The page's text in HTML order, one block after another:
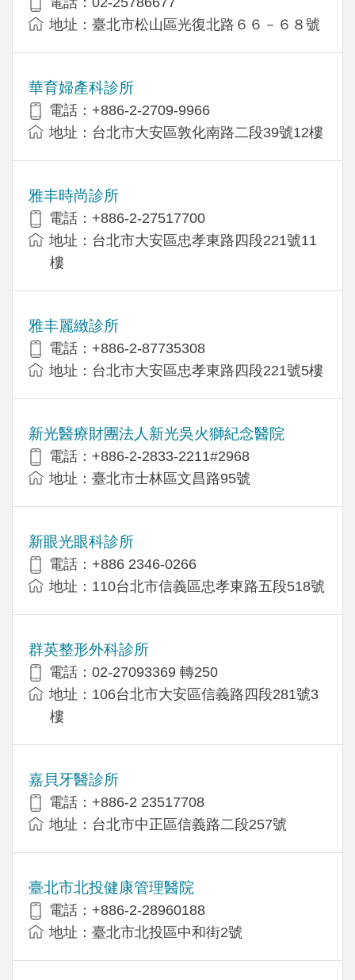
地址：臺北市松山區光復北路６６－６８號
華育婦產科診所
電話：+886-2-2709-9966
地址：台北市大安區敦化南路二段39號12樓
雅丰時尚診所
電話：+886-2-27517700
地址：台北市大安區忠孝東路四段221號11
樓
雅丰麗緻診所
電話：+886-2-87735308
地址：台北市大安區忠孝東路四段221號5樓
新光醫療財團法人新光吳火獅紀念醫院
電話：+886-2-2833-2211#2968
地址：臺北市士林區文昌路95號
新眼光眼科診所
電話：+886 2346-0266
地址：110台北市信義區忠孝東路五段518號
群英整形外科診所
電話：02-27093369 轉250
地址：106台北市大安區信義路四段281號3
樓
嘉貝牙醫診所
電話：+886-2 23517708
地址：台北市中正區信義路二段257號
臺北市北投健康管理醫院
電話：+886-2-28960188
地址：臺北市北投區中和街2號